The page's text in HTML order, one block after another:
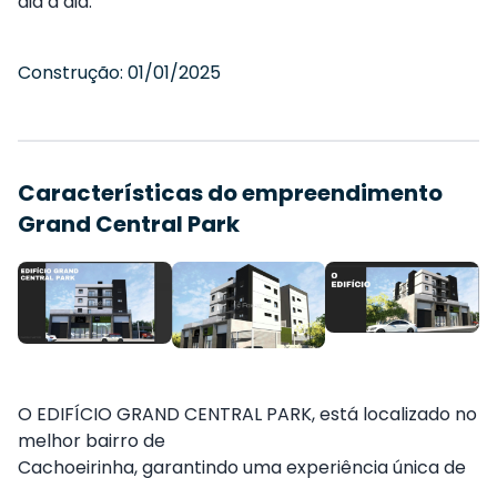
Construção: 01/01/2025
Características do empreendimento
Grand Central Park
O EDIFÍCIO GRAND CENTRAL PARK, está localizado no
melhor bairro de
Cachoeirinha, garantindo uma experiência única de